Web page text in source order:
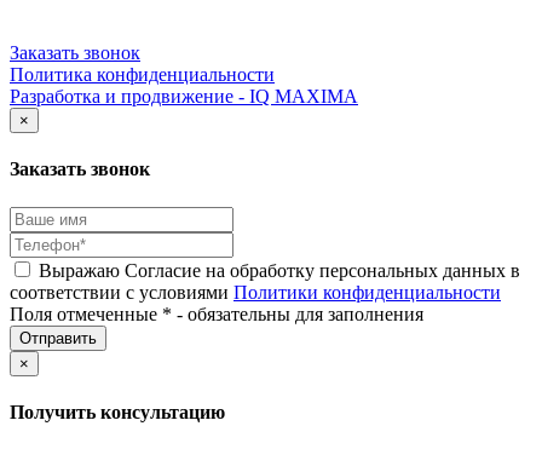
Заказать звонок
Политика конфиденциальности
Разработка и продвижение - IQ MAXIMA
×
Заказать звонок
Выражаю Согласие на обработку персональных данных в
соответствии с условиями Политики конфиденциальности
Поля отмеченные * - обязательны для заполнения
×
Получить консультацию